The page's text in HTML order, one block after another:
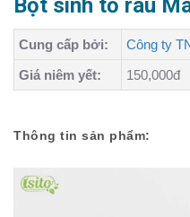
Bột sinh tố rau
Cung cấp bởi:
Công ty
Giá niêm yết:
150,000đ
Thông tin sản phẩm: